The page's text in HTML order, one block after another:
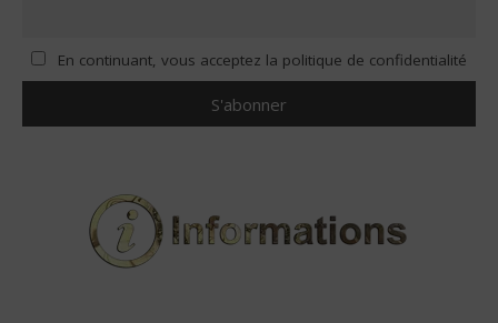
En continuant, vous acceptez la politique de confidentialité